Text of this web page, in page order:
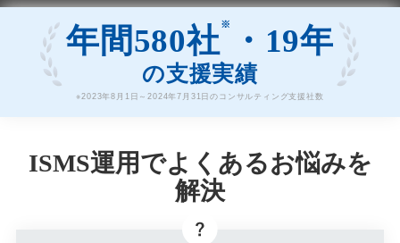
年間580社 ※ ・19年
の支援実績
※2023年8月1日～2024年7月31日のコンサルティング支援社数
ISMS運用でよくあるお悩みを
解決